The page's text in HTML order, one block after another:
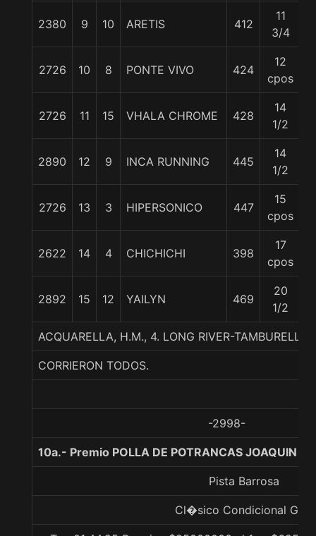
2380 9 10 ARETIS 412
11
3/4
2726 10 8 PONTE VIVO 424
12
cpos
2726 11 15 VHALA CHROME 428
14
1/2
2890 12 9 INCA RUNNING 445
14
1/2
2726 13 3 HIPERSONICO 447
15
cpos
2622 14 4 CHICHICHI 398
17
cpos
2892 15 12 YAILYN 469
20
1/2
ACQUARELLA, H.M., 4. LONG RIVER-TAMBURELLA-
CORRIERON TODOS.
-2998-
10a.- Premio POLLA DE POTRANCAS JOAQUIN
Pista Barrosa
Cl�sico Condicional Gr. 1